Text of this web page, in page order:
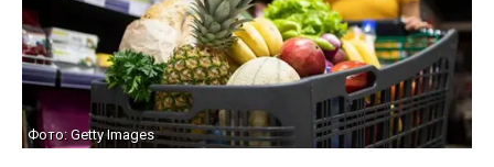
Фото: Getty Images